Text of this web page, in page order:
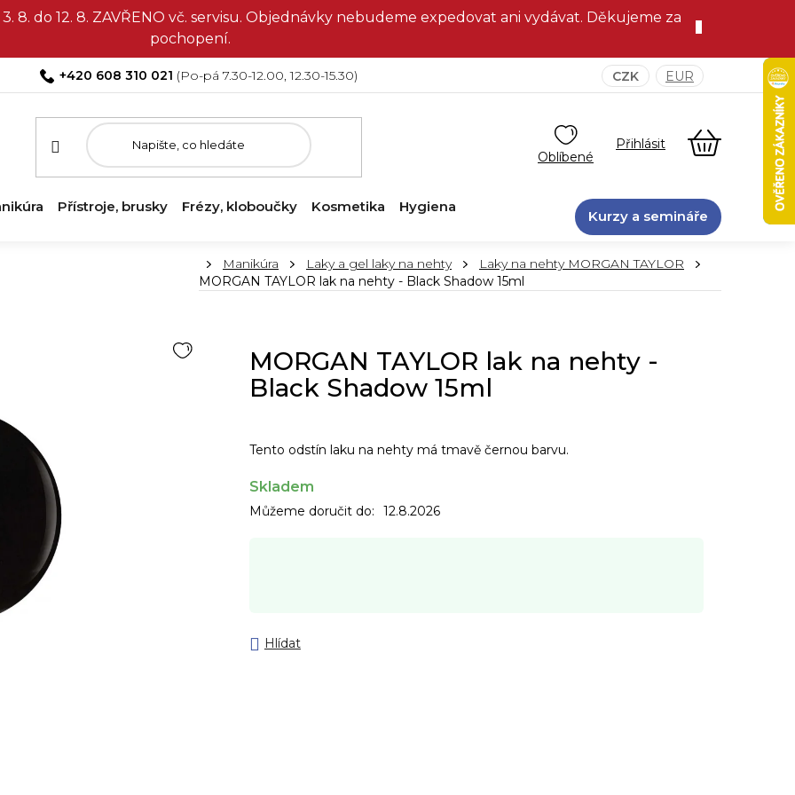
do 12. 8. ZAVŘENO vč. servisu. Objednávky nebudeme expedovat ani vydávat. Děkujeme za
pochopení.
+420 608 310 021 CZK EUR
NÁKUPNÍ
KOŠÍK
Přístroje, brusky Frézy, kloboučky Kosmetika Hygiena
Kurzy a semináře
DomůManikúra Laky a gel laky na nehty
Laky na nehty MORGAN TAYLOR
MORGAN TAYLOR lak na nehty - Black Shadow 15ml
MORGAN TAYLOR lak na nehty -
Black Shadow 15ml
Tento odstín laku na nehty má tmavě černou barvu.
Skladem
Můžeme doručit do: 12.8.2026
Hlídat